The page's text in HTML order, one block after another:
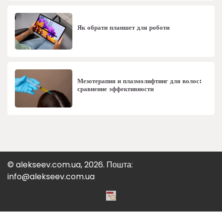
Як обрати планшет для роботи
Мезотерапия и плазмолифтинг для волос:
сравнение эффективности
© alekseev.com.ua, 2026. Пошта:
info@alekseev.com.ua